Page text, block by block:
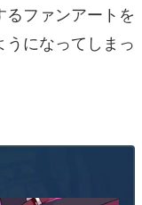
ファンアートを
になってしまっ